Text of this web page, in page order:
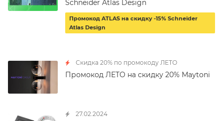
Schneider Atlas Design
Промокод ATLAS на скидку -15% Schneider
Atlas Design
Скидка 20% по промокоду ЛЕТО
Промокод ЛЕТО на скидку 20% Maytoni
27.02.2024